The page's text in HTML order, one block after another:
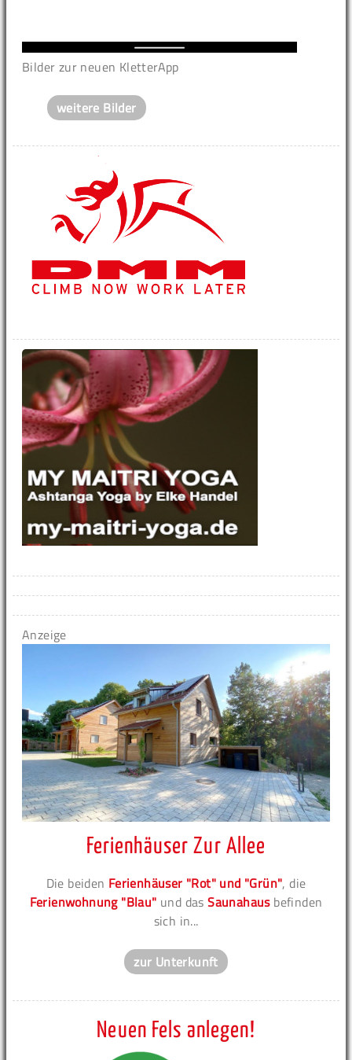
Bilder zur neuen KletterApp
weitere Bilder
Anzeige
Ferienhäuser Zur Allee
Die beiden Ferienhäuser "Rot" und "Grün", die
Ferienwohnung "Blau" und dasSaunahausbefinden
sich in...
zur Unterkunft
Neuen Fels anlegen!